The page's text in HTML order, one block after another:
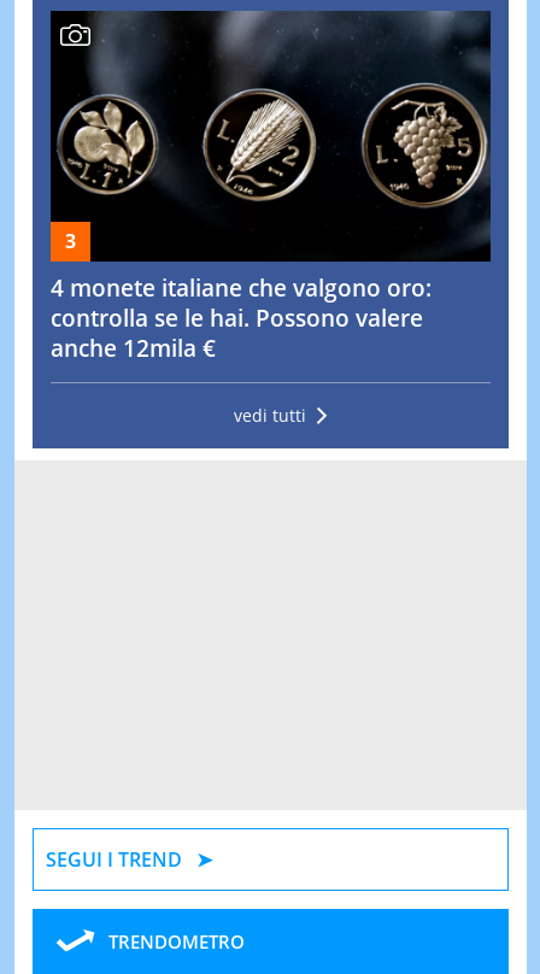
4 monete italiane che valgono oro:
controlla se le hai. Possono valere
anche 12mila €
vedi tutti
SEGUI I TREND
TRENDOMETRO